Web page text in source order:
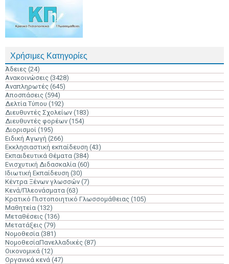
Χρήσιμες Κατηγορίες
Άδειες (24)
Ανακοινώσεις (3428)
Αναπληρωτές (645)
Αποσπάσεις (594)
Δελτία Τύπου (192)
Διευθυντές Σχολείων (183)
Διευθυντές φορέων (154)
Διορισμοί (195)
Ειδική Αγωγή (266)
Εκκλησιαστική εκπαίδευση (43)
Εκπαιδευτικά Θέματα (384)
Ενισχυτική Διδασκαλία (60)
Ιδιωτική Εκπαίδευση (30)
Κέντρα Ξένων γλωσσών (7)
Κενά/Πλεονάσματα (63)
Κρατικό Πιστοποιητικό Γλωσσομάθειας (105)
Μαθητεία (132)
Μεταθέσεις (136)
Μετατάξεις (79)
Νομοθεσία (381)
ΝομοθεσίαΠανελλαδικές (87)
Οικονομικά (12)
Οργανικά κενά (47)